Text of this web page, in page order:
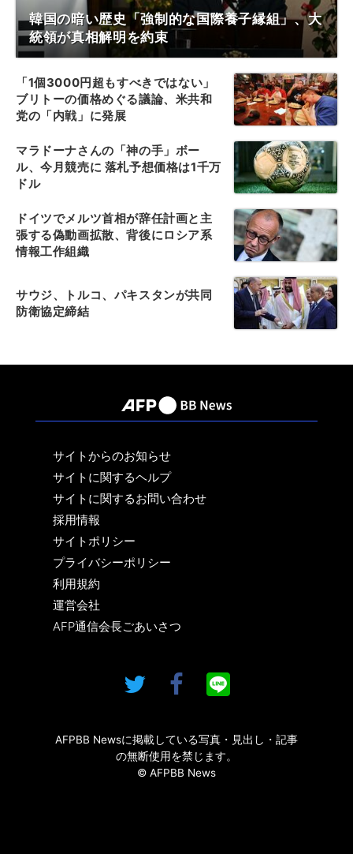
韓国の暗い歴史「強制的な国際養子縁組」、大
統領が真相解明を約束
「1個3000円超もすべきではない」
ブリトーの価格めぐる議論、米共和
党の「内戦」に発展
マラドーナさんの「神の手」ボー
ル、今月競売に 落札予想価格は1千万
ドル
ドイツでメルツ首相が辞任計画と主
張する偽動画拡散、背後にロシア系
情報工作組織
サウジ、トルコ、パキスタンが共同
防衛協定締結
サイトからのお知らせ
サイトに関するヘルプ
サイトに関するお問い合わせ
採用情報
サイトポリシー
プライバシーポリシー
利用規約
運営会社
AFP通信会長ごあいさつ
AFPBB Newsに掲載している写真・見出し・記事
の無断使用を禁じます。
© AFPBB News